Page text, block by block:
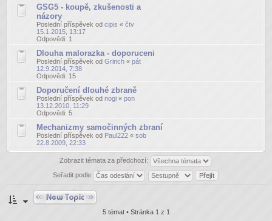
GSG5 - koupě, zkušenosti a
názory
Poslední příspěvek od cipis « čtv
15.1.2015, 13:17
Odpovědi: 1
Dlouha malorazka - doporuceni
Poslední příspěvek od Grinch « pát
12.9.2014, 7:38
Odpovědi: 15
Doporučení dlouhé zbraně
Poslední příspěvek od nogi « pon
13.12.2010, 11:29
Odpovědi: 5
Mechanizmy samočinných zbraní
Poslední příspěvek od Paul222 « sob
22.8.2009, 22:33
Zobrazit témata za předchozí:
Seřadit podle
Odeslat nové téma
5 témat • Stránka 1 z 1